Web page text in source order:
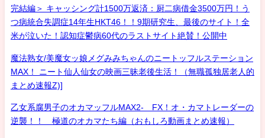
完結編＞ キャッシング計1500万返済：厨二病借金3500万円！う
つ病統合失調症14年生HKT46！！9期研究生、最後のサイト！全
米が泣いた！認知症鬱病60代のラストサイト絶賛！公開中
魔法熟女/美魔女ッ娘メグみみちゃんのニートッフルステーション
MAX！ ニート仙人仙女の映画三昧老後生活！（無職孤独居老人的
まとめ速報Z)]
乙女系腐男子のオカマッフルMAX2- FX！オ・カマトレーダーの
逆襲！！ 極道のオカマたち編（おもしろ動画まとめ速報）